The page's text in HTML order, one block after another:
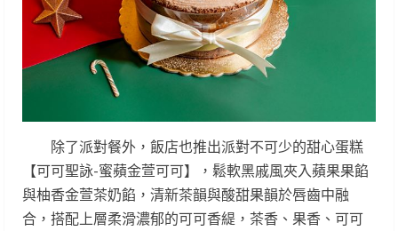
除了派對餐外，飯店也推出派對不可少的甜心蛋糕
【可可聖詠-蜜蘋金萱可可】，鬆軟黑戚風夾入蘋果果餡
與柚香金萱茶奶餡，清新茶韻與酸甜果韻於唇齒中融
合，搭配上層柔滑濃郁的可可香緹，茶香、果香、可可